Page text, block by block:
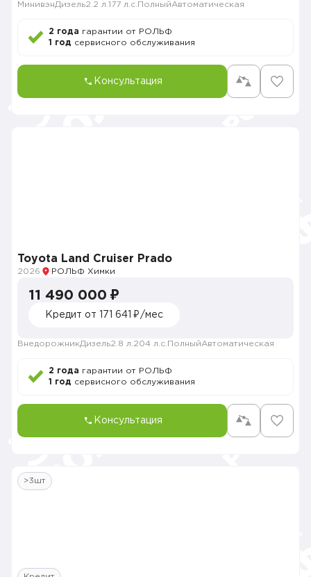
МинивэнДизель2.2 л. 177 л.с. ПолныйАвтоматическая
2 года гарантии от РОЛЬФ
1 год сервисного обслуживания
Консультация
Toyota Land Cruiser Prado
2026 РОЛЬФ Химки
11 490 000 ₽
Кредит от 171 641 ₽/мес
ВнедорожникДизель2.8 л. 204 л.с. ПолныйАвтоматическая
2 года гарантии от РОЛЬФ
1 год сервисного обслуживания
Консультация
>3шт